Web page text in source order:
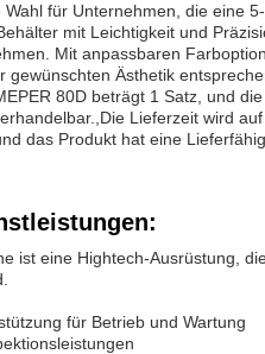
für Unternehmen, die eine
mit Leichtigkeit und
Mit anpassbaren
Ästhetik
80D beträgt 1 Satz, und
Lieferzeit wird
das Produkt hat eine
ist eine Hightech-Ausrüstung,
für Betrieb und Wartung